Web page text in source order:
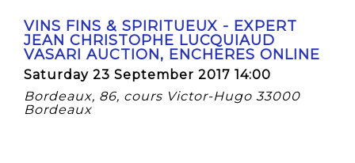
VINS FINS & SPIRITUEUX - EXPERT
JEAN CHRISTOPHE LUCQUIAUD
VASARI AUCTION, ENCHERES ONLINE
Saturday 23 September 2017 14:00
Bordeaux, 86, cours Victor-Hugo 33000
Bordeaux